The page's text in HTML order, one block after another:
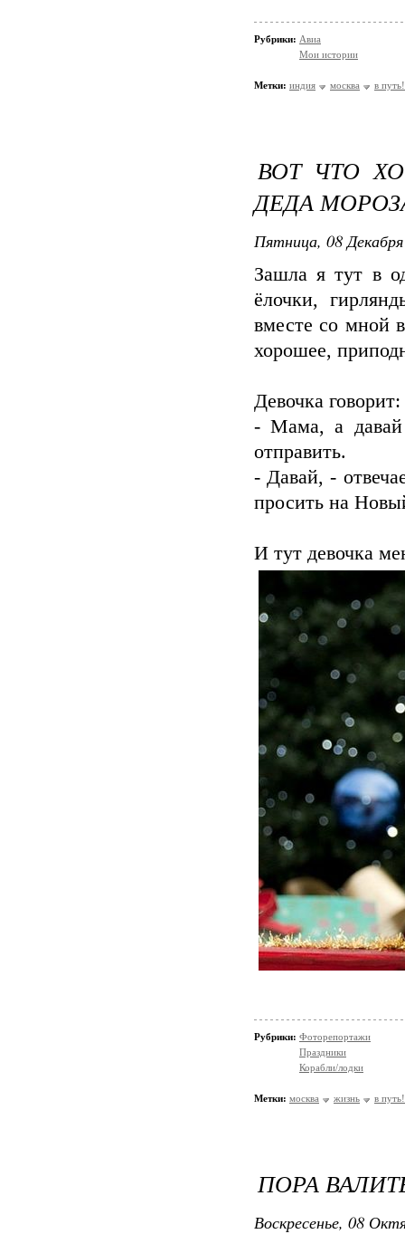
Рубрики: Авиа
Мои истории
Метки: индия москва в путь!
ВОТ ЧТО
ДЕДА
Пятница, 08
Зашла я тут в
ёлочки,
вместе со мной
хорошее,
Девочка говорит:
- Мама, а
отправить.
- Давай, -
просить на
И тут девочка
Рубрики: Фоторепортажи
Праздники
Корабли/лодки
Метки: москва жизнь в путь!
ПОРА
Воскресенье, 08